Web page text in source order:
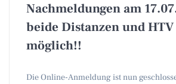
Nachmeldungen am
beide Distanzen und
möglich!!
Die Online-Anmeldung ist nun